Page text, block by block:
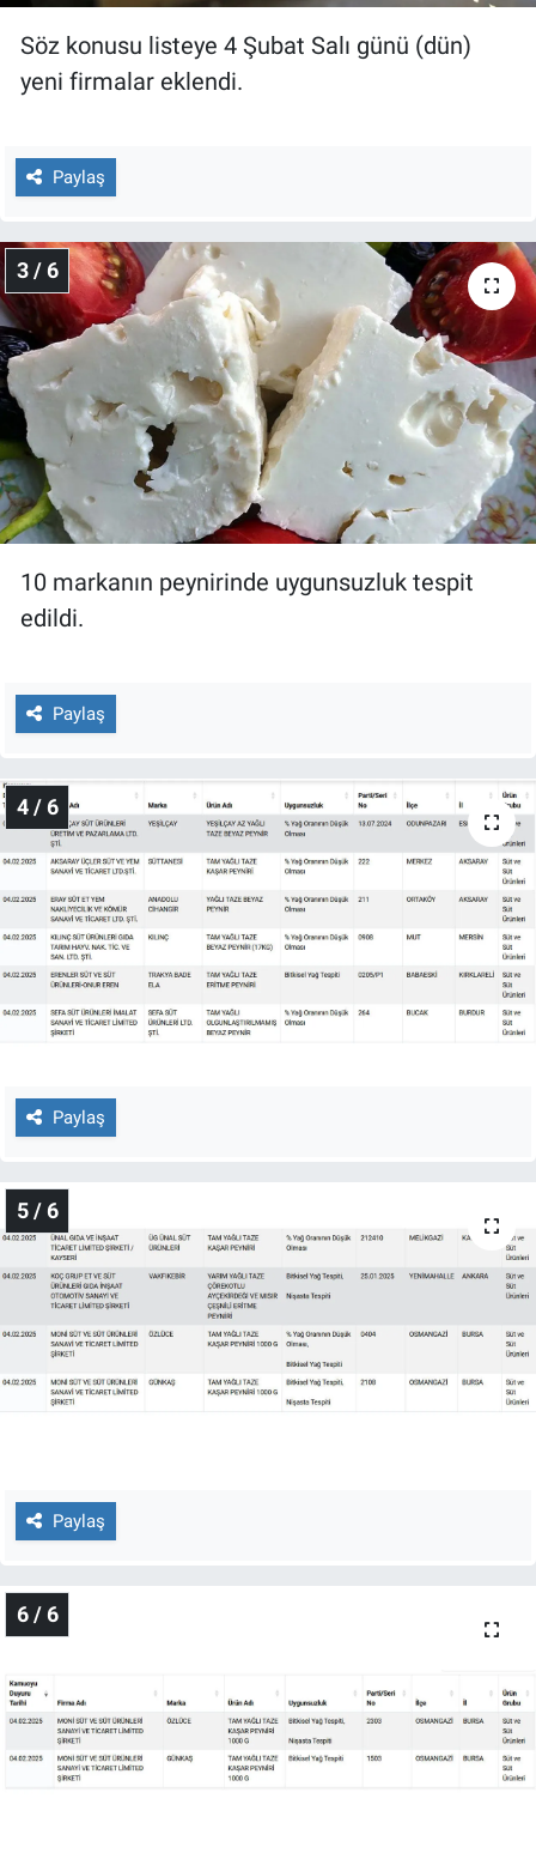
Söz konusu listeye 4 Şubat Salı günü (dün)
yeni firmalar eklendi.
Paylaş
3 / 6
10 markanın peynirinde uygunsuzluk tespit
edildi.
Paylaş
4 / 6
Paylaş
5 / 6
Paylaş
6 / 6
Türkiye'nin Geleceği
Yerel Yaşam
Canlı Yayın